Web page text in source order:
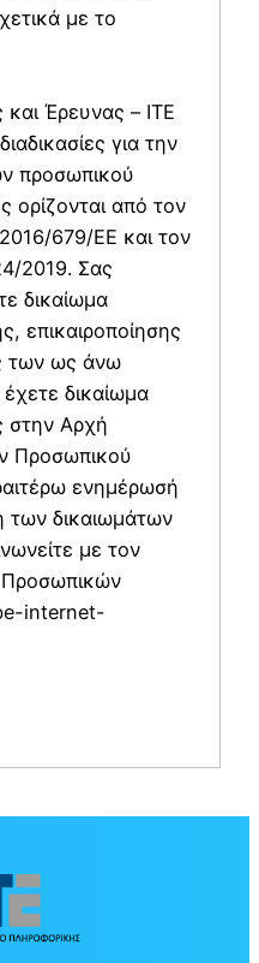
με το
Έρευνας – ΙΤΕ
για την
προσωπικού
από τον
679/ΕΕ και τον
2019. Σας
δικαίωμα
επικαιροποίησης
των ως άνω
δικαίωμα
στην Αρχή
Προσωπικού
ενημέρωσή
των δικαιωμάτων
με τον
internet-